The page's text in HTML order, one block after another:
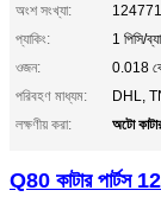
অংশ সংখ্যা:
124771
প্যাকিং:
1 পিসি/
ওজন:
0.018
পরিবহণ মাধ্যম:
DHL,
লক্ষণীয় করা:
অটো
Q80 কাটার পার্টস